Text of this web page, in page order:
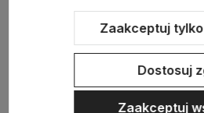
Sklep internetowy Shoper.pl
Zaakceptuj
Dostosuj
Zaakceptuj